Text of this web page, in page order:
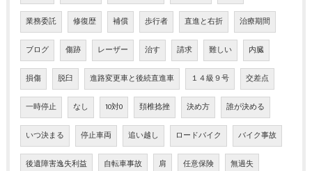
業務委託 修復歴 補償 歩行者 直進と右折 治療期間
ブログ 傷跡 レーザー 治す 請求 難しい 内臓
損傷 脱臼 進路変更車と後続直進車 １４級９号 交差点
一時停止 なし 10対0 頚椎捻挫 決め方 誰が決める
いつ決まる 停止車両 追い越し ロードバイク バイク事故
後遺障害逸失利益 自転車事故 肩 任意保険 無過失